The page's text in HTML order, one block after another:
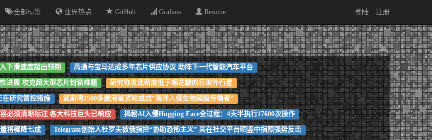
全部标签 业界热点 GitHub Grafana Resume 登陆 注册
下滑速度超出预期 高通与宝马达成多年芯片供应协议 助阵下一代智能汽车平台
进展 攻克超大型芯片封装难题 研究称发现密度低于棉花糖的巨型外行星
在研究管控措施 波斯湾1500多艘滞留货轮或成“海洋入侵生物超级传播者”
必须清晰标注 各大科技巨头已响应 揭秘AI入侵Hugging Face全过程：4天半执行17600次操作
将骤降七成 Telegram创始人杜罗夫被俄指控“协助恐怖主义” 其在社交平台晒竖中指照强势反击